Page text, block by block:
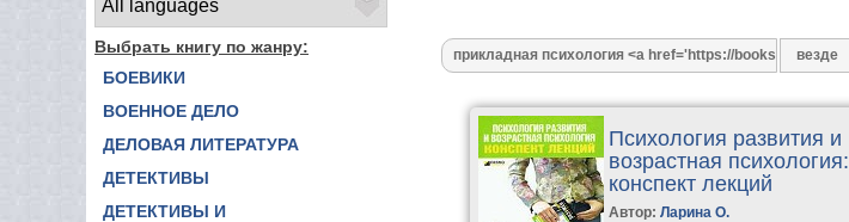
Выбрать книгу по жанру:
БОЕВИКИ
ВОЕННОЕ ДЕЛО
ДЕЛОВАЯ ЛИТЕРАТУРА
ДЕТЕКТИВЫ
ДЕТЕКТИВЫ И
Психология развития и
возрастная психология:
конспект лекций
Автор:Ларина О.